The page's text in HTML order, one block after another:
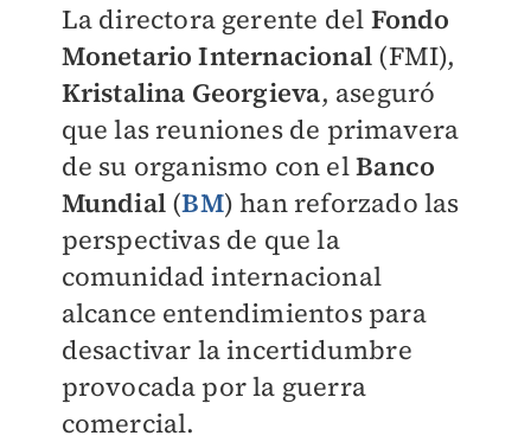
La directora gerente del Fondo
Monetario Internacional (FMI),
Kristalina Georgieva, aseguró
que las reuniones de primavera
de su organismo con elBanco
Mundial(BM) han reforzado las
perspectivas de que la
comunidad internacional
alcance entendimientos para
desactivar la incertidumbre
provocada por la guerra
comercial.